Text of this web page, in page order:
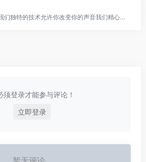
增加你的声音。我们独特的技术允许你改变你的声音我们精心策划的任何组合或自定义声音和创建令人信服的表演专业的声音。
须登录才能参与评论！
立即登录